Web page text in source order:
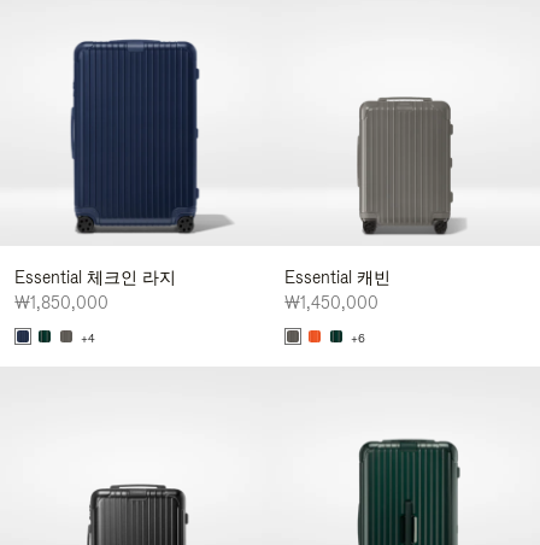
Essential 체크인 라지
₩1,850,000
+4
Essential 캐빈
₩1,450,000
+6